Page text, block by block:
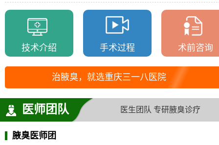
技术介绍 手术过程 术前咨询
治腋臭，就选重庆三一八医院
医师团队 医生团队 专研腋臭诊疗
腋臭医师团